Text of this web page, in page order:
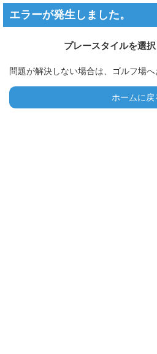
エラーが発生しました。
プレースタイルを選択
問題が解決しない場合は、ゴルフ場へ
ホームに戻